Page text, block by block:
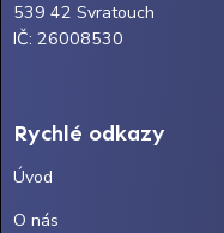
539 42 Svratouch
IČ: 26008530
Rychlé odkazy
Úvod
O nás